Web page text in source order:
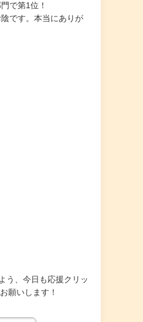
で第1位！
です。本当にありが
う、今日も応援クリッ
願いします！